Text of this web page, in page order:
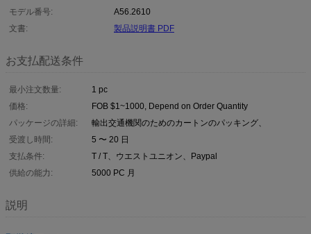
モデル番号:
A56.2610
文書:
製品説明書 PDF
お支払配送条件
最小注文数量:
1 pc
価格:
FOB $1~1000, Depend on Order Quantity
パッケージの詳細:
輸出交通機関のためのカートンのパッキング、
受渡し時間:
5 〜 20 日
支払条件:
T / T、ウエストユニオン、Paypal
供給の能力:
5000 PC 月
説明